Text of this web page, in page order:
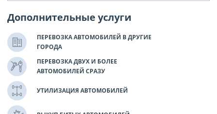
Дополнительные услуги
ПЕРЕВОЗКА АВТОМОБИЛЕЙ В ДРУГИЕ
ГОРОДА
ПЕРЕВОЗКА ДВУХ И БОЛЕЕ
АВТОМОБИЛЕЙ СРАЗУ
УТИЛИЗАЦИЯ АВТОМОБИЛЕЙ